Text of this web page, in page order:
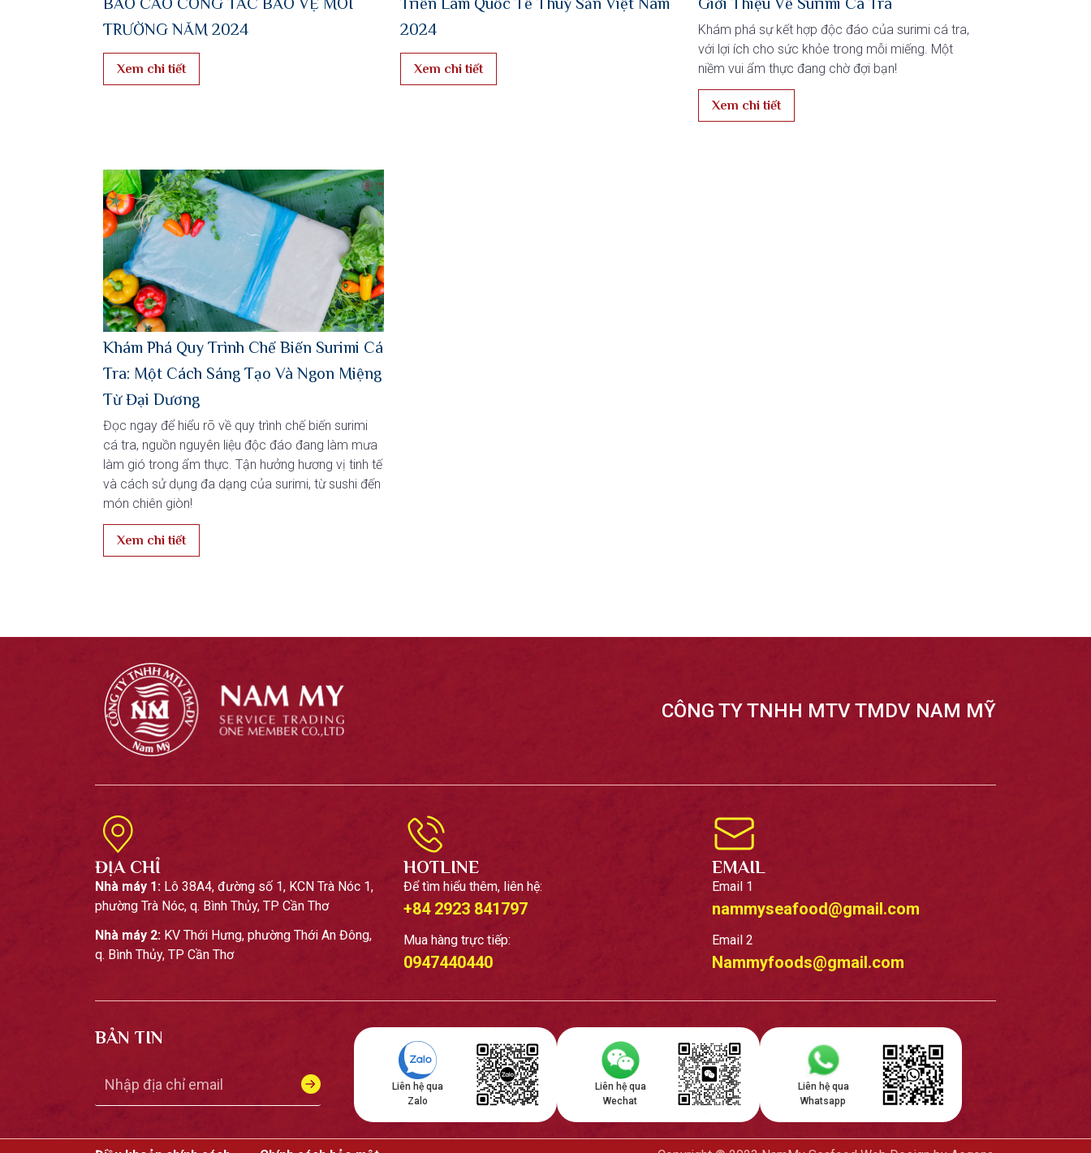
TRƯỜNG NĂM 2024
Xem chi tiết
2024
Xem chi tiết
Khám phá sự kết hợp độc đáo của surimi cá tra,
với lợi ích cho sức khỏe trong mỗi miếng. Một
niềm vui ẩm thực đang chờ đợi bạn!
Xem chi tiết
Khám Phá Quy Trình Chế Biến Surimi Cá
Tra: Một Cách Sáng Tạo Và Ngon Miệng
Từ Đại Dương
Đọc ngay để hiểu rõ về quy trình chế biến surimi
cá tra, nguồn nguyên liệu độc đáo đang làm mưa
làm gió trong ẩm thực. Tận hưởng hương vị tinh tế
và cách sử dụng đa dạng của surimi, từ sushi đến
món chiên giòn!
Xem chi tiết
CÔNG TY TNHH MTV TMDV NAM MỸ
ĐỊA CHỈ
Nhà máy 1: Lô 38A4, đường số 1, KCN Trà Nóc 1,
phường Trà Nóc, q. Bình Thủy, TP Cần Thơ
Nhà máy 2: KV Thới Hưng, phường Thới An Đông,
q. Bình Thủy, TP Cần Thơ
HOTLINE
Để tìm hiểu thêm, liên hệ:
+84 2923 841797
Mua hàng trực tiếp:
0947440440
EMAIL
Email 1
nammyseafood@gmail.com
Email 2
Nammyfoods@gmail.com
BẢN TIN
Liên hệ qua
Zalo
Liên hệ qua
Wechat
Liên hệ qua
Whatsapp